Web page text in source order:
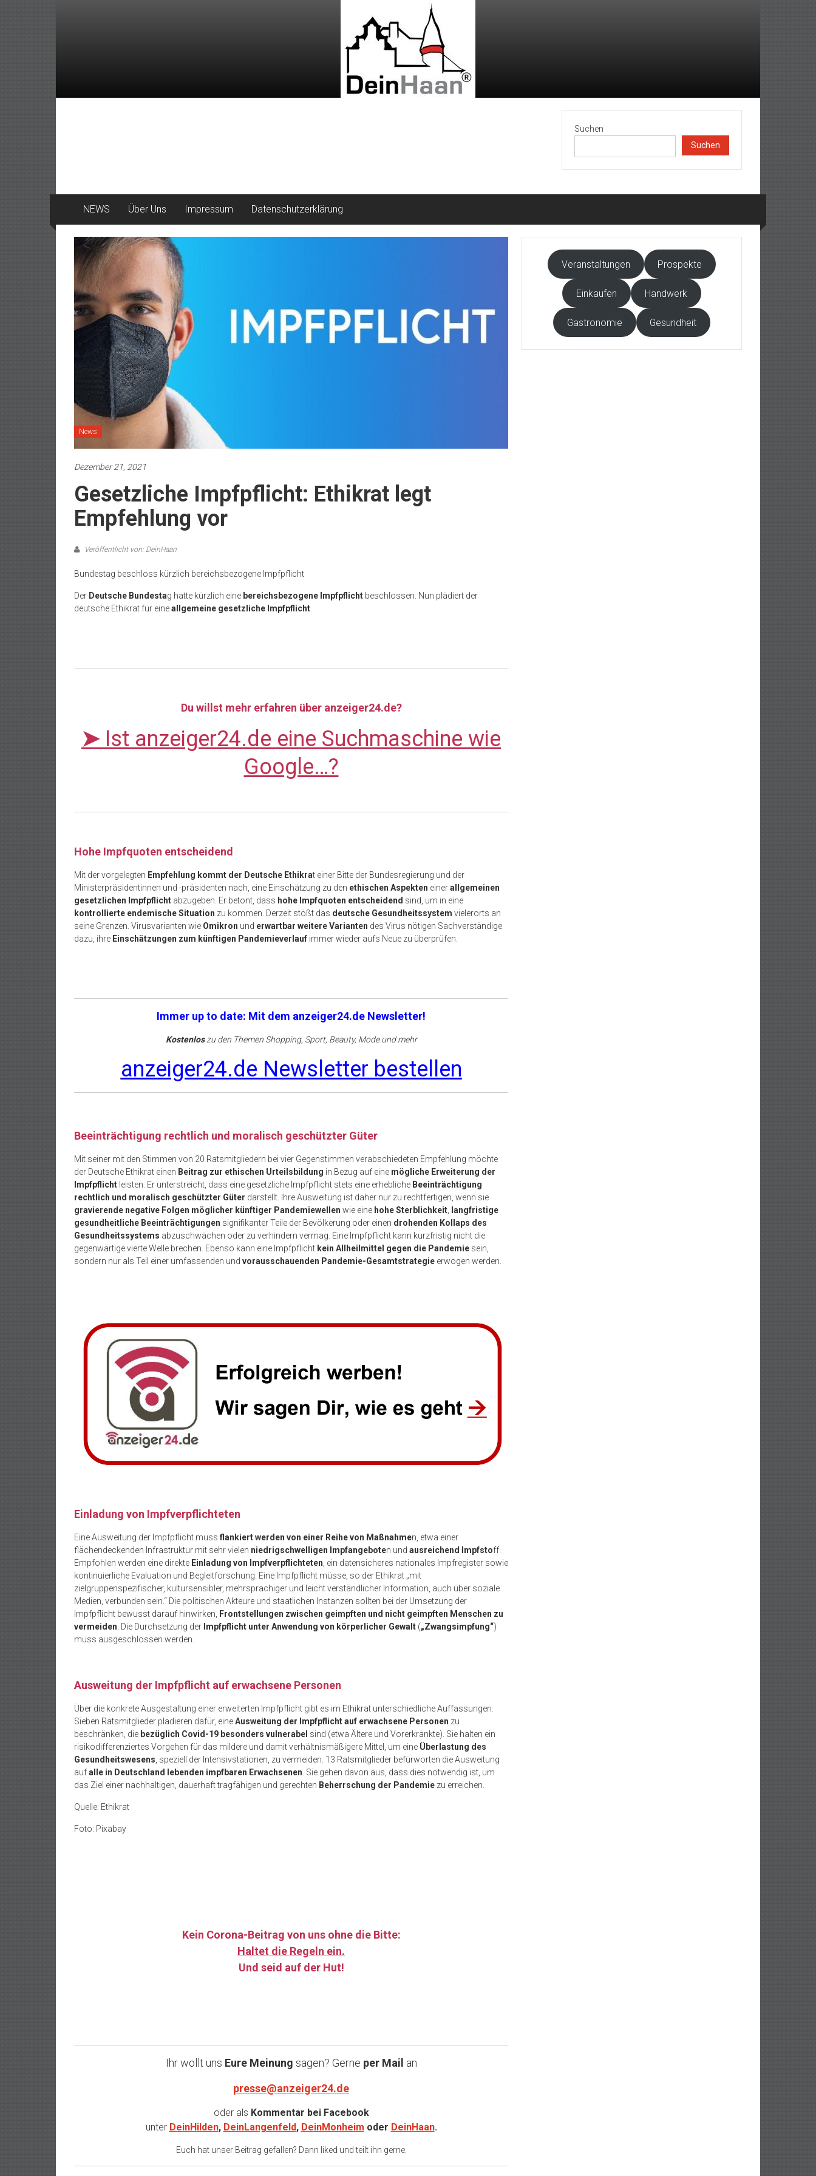
Suchen
Suchen
NEWS Über Uns Impressum Datenschutzerklärung
News
Dezember 21, 2021
Gesetzliche Impfpflicht: Ethikrat legt
Empfehlung vor
Veröffentlicht von: DeinHaan
Bundestag beschloss kürzlich bereichsbezogene Impfpflicht
Der Deutsche Bundestag hatte kürzlich eine bereichsbezogene Impfpflicht beschlossen. Nun plädiert der
deutsche Ethikrat für eineallgemeine gesetzliche Impfpflicht
Du willst mehr erfahren über anzeiger24.de?
➤ Ist anzeiger24.de eine Suchmaschine wie
Google…?
Hohe Impfquoten entscheidend
Mit der vorgelegten Empfehlung kommt der Deutsche Ethikrat einer Bitte der Bundesregierung und der
Ministerpräsidentinnen und -präsidenten nach, eine Einschätzung zu den ethischen Aspekten einerallgemeinen
gesetzlichen Impfpflicht abzugeben. Er betont, dass hohe Impfquoten entscheidend sind, um in eine
kontrollierte endemische Situation zu kommen. Derzeit stößt das deutsche Gesundheitssystem vielerorts an
seine Grenzen. Virusvarianten wie Omikron und erwartbar weitere Varianten des Virus nötigen Sachverständige
dazu, ihre Einschätzungen zum künftigen Pandemieverlauf immer wieder aufs Neue zu überprüfen.
Immer up to date: Mit dem anzeiger24.de Newsletter!
Kostenloszu den Themen Shopping, Sport, Beauty, Mode und mehr
anzeiger24.de Newsletter bestellen
Beeinträchtigung rechtlich und moralisch geschützter Güter
Mit seiner mit den Stimmen von 20 Ratsmitgliedern bei vier Gegenstimmen verabschiedeten Empfehlung möchte
der Deutsche Ethikrat einen Beitrag zur ethischen Urteilsbildung in Bezug auf eine mögliche Erweiterung der
Impfpflicht leisten. Er unterstreicht, dass eine gesetzliche Impfpflicht stets eine erhebliche Beeinträchtigung
rechtlich und moralisch geschützter Güter darstellt. Ihre Ausweitung ist daher nur zu rechtfertigen, wenn sie
gravierende negative Folgen möglicher künftiger Pandemiewellen wie eine hohe Sterblichkeit
langfristige
gesundheitliche Beeinträchtigungen signifikanter Teile der Bevölkerung oder einen drohenden Kollaps des
Gesundheitssystems abzuschwächen oder zu verhindern vermag. Eine Impfpflicht kann kurzfristig nicht die
gegenwärtige vierte Welle brechen. Ebenso kann eine Impfpflicht kein Allheilmittel gegen die Pandemie sein,
sondern nur als Teil einer umfassenden und vorausschauenden Pandemie-Gesamtstrategie erwogen werden.
Einladung von Impfverpflichteten
Eine Ausweitung der Impfpflicht muss flankiert werden von einer Reihe von Maßnahmen, etwa einer
flächendeckenden Infrastruktur mit sehr vielen niedrigschwelligen Impfangeboten und ausreichend Impfstoff.
Empfohlen werden eine direkte Einladung von Impfverpflichteten , ein datensicheres nationales Impfregister sowie
kontinuierliche Evaluation und Begleitforschung. Eine Impfpflicht müsse, so der Ethikrat „mit
zielgruppenspezifischer, kultursensibler, mehrsprachiger und leicht verständlicher Information, auch über soziale
Medien, verbunden sein.“ Die politischen Akteure und staatlichen Instanzen sollten bei der Umsetzung der
Impfpflicht bewusst darauf hinwirken,
Frontstellungen zwischen geimpften und nicht geimpften Menschen zu
vermeiden . Die Durchsetzung der Impfpflicht unter Anwendung von körperlicher Gewalt („Zwangsimpfung“)
muss ausgeschlossen werden.
Ausweitung der Impfpflicht auf erwachsene Personen
Über die konkrete Ausgestaltung einer erweiterten Impfpflicht gibt es im Ethikrat unterschiedliche Auffassungen.
Sieben Ratsmitglieder plädieren dafür, eineAusweitung der Impfpflicht auf erwachsene Personen zu
beschränken, die bezüglich Covid-19 besonders vulnerabel sind (etwa Ältere und Vorerkrankte). Sie halten ein
risikodifferenziertes Vorgehen für das mildere und damit verhältnismäßigere Mittel, um eine Überlastung des
Gesundheitswesens , speziell der Intensivstationen, zu vermeiden. 13 Ratsmitglieder befürworten die Ausweitung
aufalle in Deutschland lebenden impfbaren Erwachsenen . Sie gehen davon aus, dass dies notwendig ist, um
das Ziel einer nachhaltigen, dauerhaft tragfähigen und gerechten Beherrschung der Pandemie zu erreichen.
Quelle: Ethikrat
Foto: Pixabay
Kein Corona-Beitrag von uns ohne die Bitte:
Haltet die Regeln ein.
Und seid auf der Hut!
Ihr wollt uns Eure Meinung sagen? Gerne per Mail an
presse@anzeiger24.de
oder als Kommentar bei Facebook
unter DeinHilden, DeinLangenfeld, DeinMonheim oder DeinHaan.
Euch hat unser Beitrag gefallen? Dann liked und teilt ihn gerne.
Veranstaltungen Prospekte
Einkaufen Handwerk
Gastronomie Gesundheit